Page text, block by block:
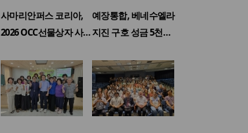
사마리안퍼스 코리아,
2026 OCC선물상자 사…
예장통합, 베네수엘라
지진 구호 성금 5천…